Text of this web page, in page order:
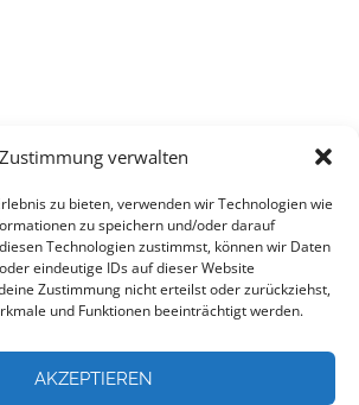
Zustimmung verwalten
zu bieten, verwenden wir Technologien wie
zu speichern und/oder darauf
Technologien zustimmst, können wir Daten
eindeutige IDs auf dieser Website
Zustimmung nicht erteilst oder zurückziehst,
und Funktionen beeinträchtigt werden.
AKZEPTIEREN